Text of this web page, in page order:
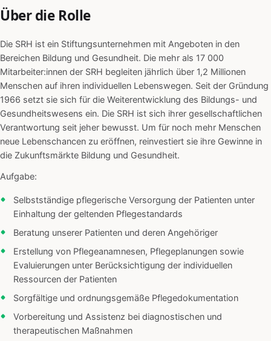
Über die Rolle
Die SRH ist ein Stiftungsunternehmen mit Angeboten in den
Bereichen Bildung und Gesundheit. Die mehr als 17 000
Mitarbeiter:innen der SRH begleiten jährlich über 1,2 Millionen
Menschen auf ihren individuellen Lebenswegen. Seit der Gründung
1966 setzt sie sich für die Weiterentwicklung des Bildungs- und
Gesundheitswesens ein. Die SRH ist sich ihrer gesellschaftlichen
Verantwortung seit jeher bewusst. Um für noch mehr Menschen
neue Lebenschancen zu eröffnen, reinvestiert sie ihre Gewinne in
die Zukunftsmärkte Bildung und Gesundheit.
Aufgabe:
Selbstständige pflegerische Versorgung der Patienten unter
Einhaltung der geltenden Pflegestandards
Beratung unserer Patienten und deren Angehöriger
Erstellung von Pflegeanamnesen, Pflegeplanungen sowie
Evaluierungen unter Berücksichtigung der individuellen
Ressourcen der Patienten
Sorgfältige und ordnungsgemäße Pflegedokumentation
Vorbereitung und Assistenz bei diagnostischen und
therapeutischen Maßnahmen